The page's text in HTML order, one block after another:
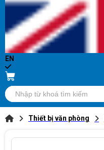
EN
Thiết bị văn phòng